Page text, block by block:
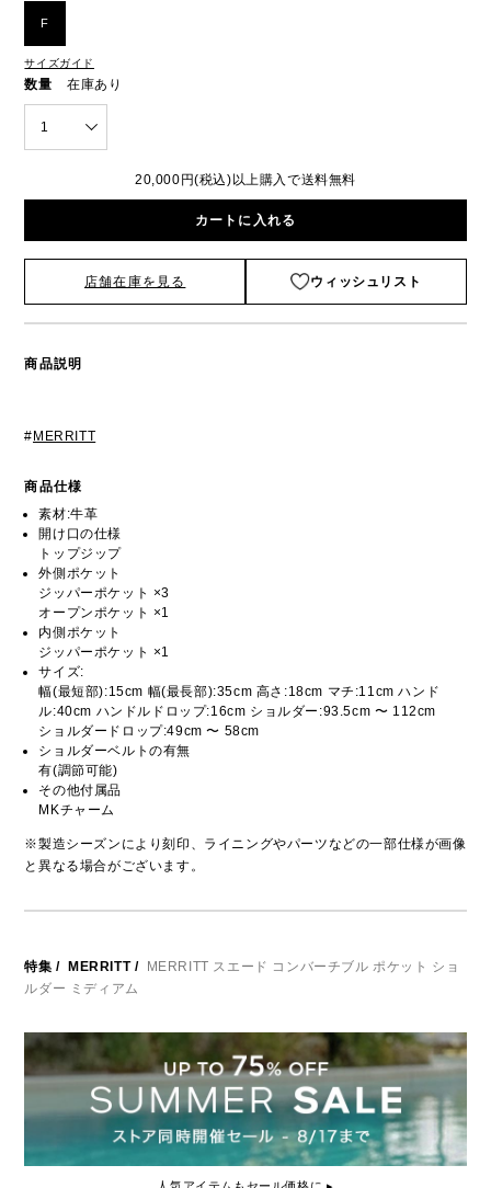
F
サイズガイド
数量 在庫あり
1
20,000円(税込)以上購入で送料無料
カートに入れる
店舗在庫を見る ウィッシュリスト
商品説明
# MERRITT
商品仕様
素材:牛革
開け口の仕様
トップジップ
外側ポケット
ジッパーポケット ×3
オープンポケット ×1
内側ポケット
ジッパーポケット ×1
サイズ:
幅(最短部):15cm 幅(最長部):35cm 高さ:18cm マチ:11cm ハンド
ル:40cm ハンドルドロップ:16cm ショルダー:93.5cm 〜 112cm
ショルダードロップ:49cm 〜 58cm
ショルダーベルトの有無
有(調節可能)
その他付属品
MKチャーム
※製造シーズンにより刻印、ライニングやパーツなどの一部仕様が画像
と異なる場合がございます。
特集 / MERRITT/
MERRITT スエード コンバーチブル ポケット ショ
ルダー ミディアム